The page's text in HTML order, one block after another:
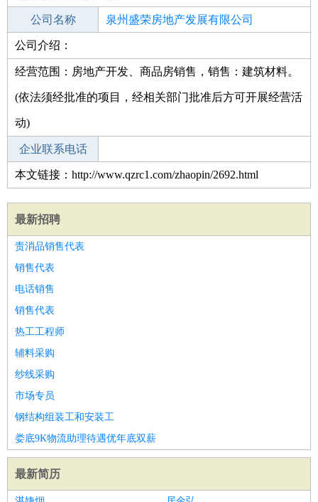
公司名称 泉州盛荣房地产发展有限公司
公司类型
公司介绍：
经营范围：房地产开发、商品房销售，销售：建筑材料。
(依法须经批准的项目，经相关部门批准后方可开展经营活
动)
企业联系电话
本文链接：http://www.qzrc1.com/zhaopin/2692.html
最新招聘
责消品销售代表
销售代表
电话销售
销售代表
热工工程师
辅料采购
纱线采购
市场专员
钢结构组装工和安装工
娄底9K物流助理待遇优年底双薪
最新简历